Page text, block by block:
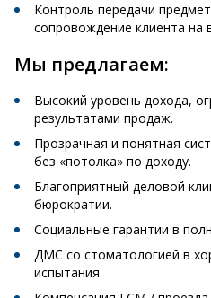
Контроль передачи
сопровождение клиента на
Мы предлагаем:
Высокий уровень дохода,
результатами продаж.
Прозрачная и понятная
без «потолка» по доходу.
Благоприятный деловой
бюрократии.
Социальные гарантии в
ДМС со стоматологией в
испытания.